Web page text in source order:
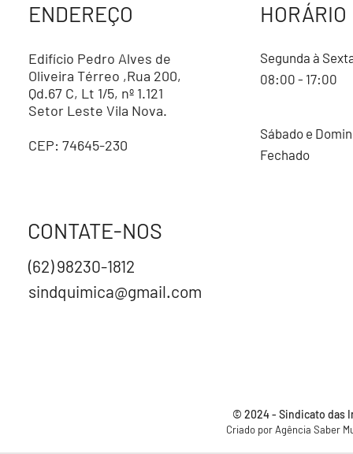
ENDEREÇO
Edifício Pedro Alves de
Oliveira Térreo ,Rua 200,
Qd.67 C, Lt 1/5, nº 1.121
Setor Leste Vila Nova.
CEP: 74645-230
HORÁRIO
Segunda à
08:00 - 17:00
Sábado e
Fechado
CONTATE-NOS
(62) 98230-1812
sindquimica@gmail.com
© 2024 - Sindicato das
Criado por Agência Saber